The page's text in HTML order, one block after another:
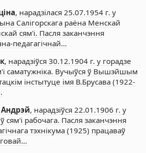
, нарадзілася 25.07.1954 г. у
Салігорскага раёна Менскай
сям'і. Пасля заканчэння
педагагічнай…
, нарадзіўся 30.12.1904 г. у горадзе
саматужніка. Вучыўся ў Вышэйшым
інстытуце імя В.Брусава (1922-
, нарадзіўся 22.01.1906 г. у
сям'і рабочага. Пасля заканчэння
тэхнікума (1925) працаваў